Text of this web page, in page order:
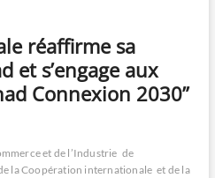
réaffirme sa
et s’engage aux
Connexion 2030”
et de l’Industrie de
la Coopération internationale et de la